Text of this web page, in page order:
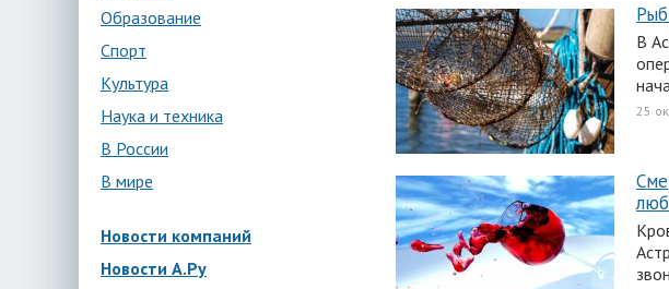
Образование
Спорт
Культура
Наука и техника
В России
В мире
Новости компаний
Новости А.Ру
В
25